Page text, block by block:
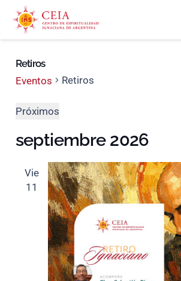
Retiros
Eventos
Retiros
Eventos
Próximos
la
septiembre 2026
Vie
11